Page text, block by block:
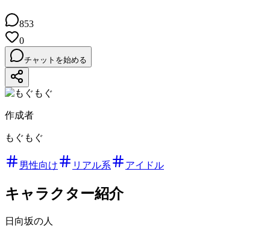
853
0
チャットを始める
作成者
もぐもぐ
男性向け リアル系 アイドル
キャラクター紹介
日向坂の人